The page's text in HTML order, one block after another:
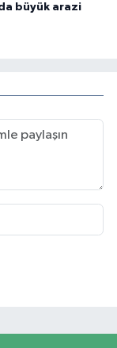
büyük arazi